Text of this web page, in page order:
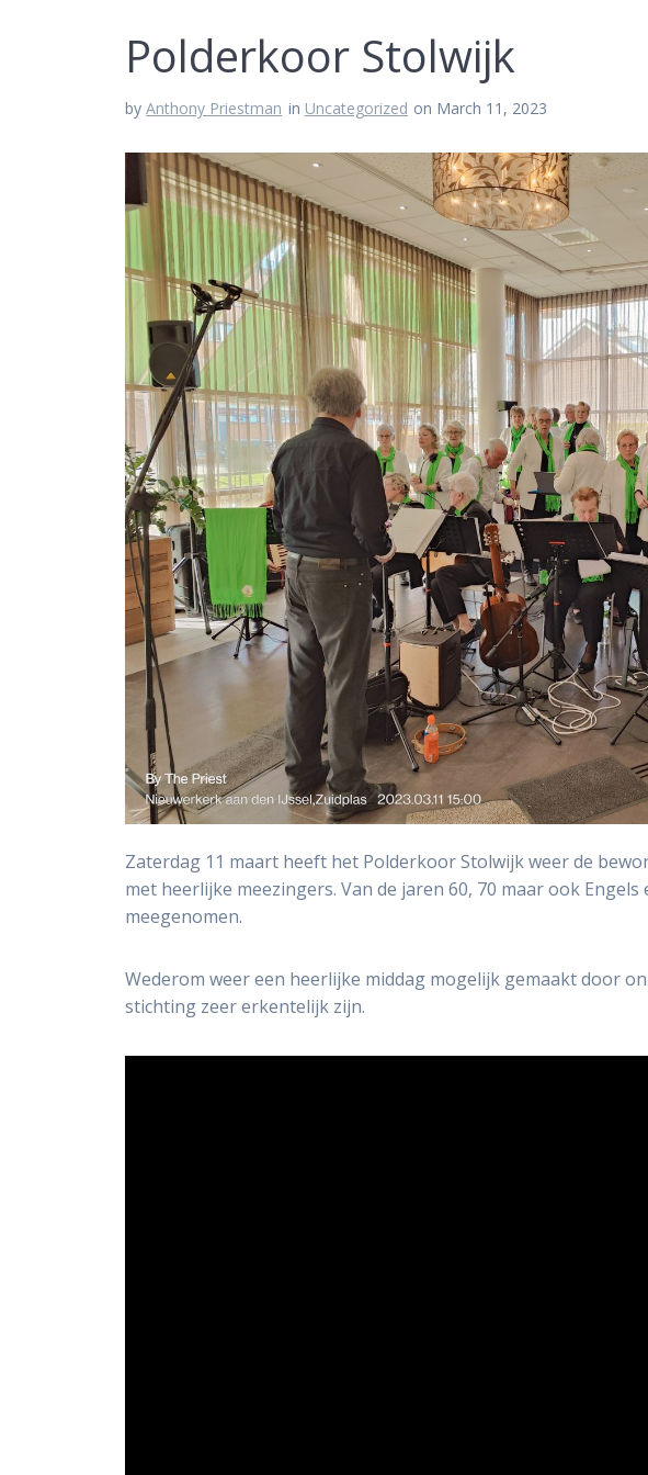
Polderkoor Stolwijk
byAnthony Priestman in Uncategorized on March 11, 2023
Zaterdag 11 maart heeft het Polderkoor Stolwijk weer de
met heerlijke meezingers. Van de jaren 60, 70 maar ook
meegenomen.
Wederom weer een heerlijke middag mogelijk gemaakt door
stichting zeer erkentelijk zijn.